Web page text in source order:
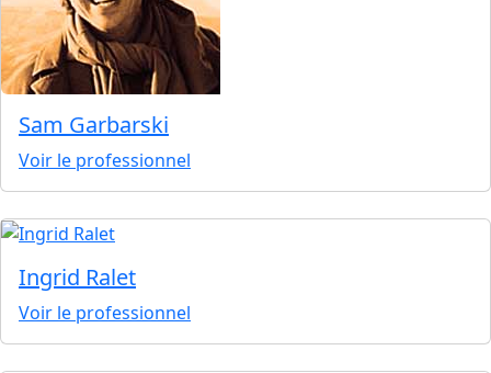
Sam Garbarski
Voir le professionnel
Ingrid Ralet
Voir le professionnel